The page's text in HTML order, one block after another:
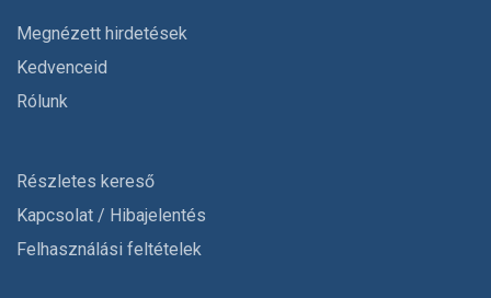
Megnézett hirdetések
Kedvenceid
Rólunk
Részletes kereső
Kapcsolat / Hibajelentés
Felhasználási feltételek